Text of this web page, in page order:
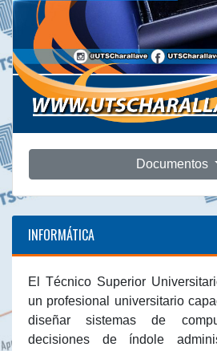
Documentos
INFORMÁTICA
El Técnico Superior
un profesional universitario
diseñar sistemas de
decisiones de índole